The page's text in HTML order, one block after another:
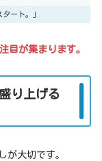
ート。」
が集まります。
り上げる
が大切です。